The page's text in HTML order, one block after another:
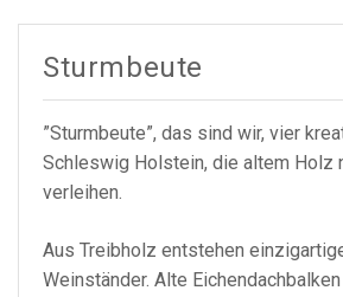
Sturmbeute
”Sturmbeute”, das sind wir, vier
Schleswig Holstein, die altem Holz
verleihen.
Aus Treibholz entstehen
Weinständer. Alte